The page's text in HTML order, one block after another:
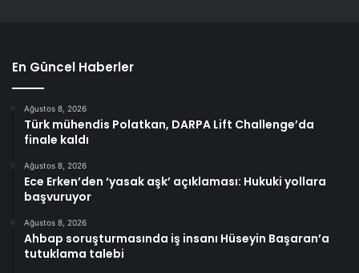
En Güncel Haberler
Ağustos 8, 2026
Türk mühendis Polatkan, DARPA Lift Challenge’da
finale kaldı
Ağustos 8, 2026
Ece Erken’den ‘yasak aşk’ açıklaması: Hukuki yollara
başvuruyor
Ağustos 8, 2026
Ahbap soruşturmasında iş insanı Hüseyin Başaran’a
tutuklama talebi